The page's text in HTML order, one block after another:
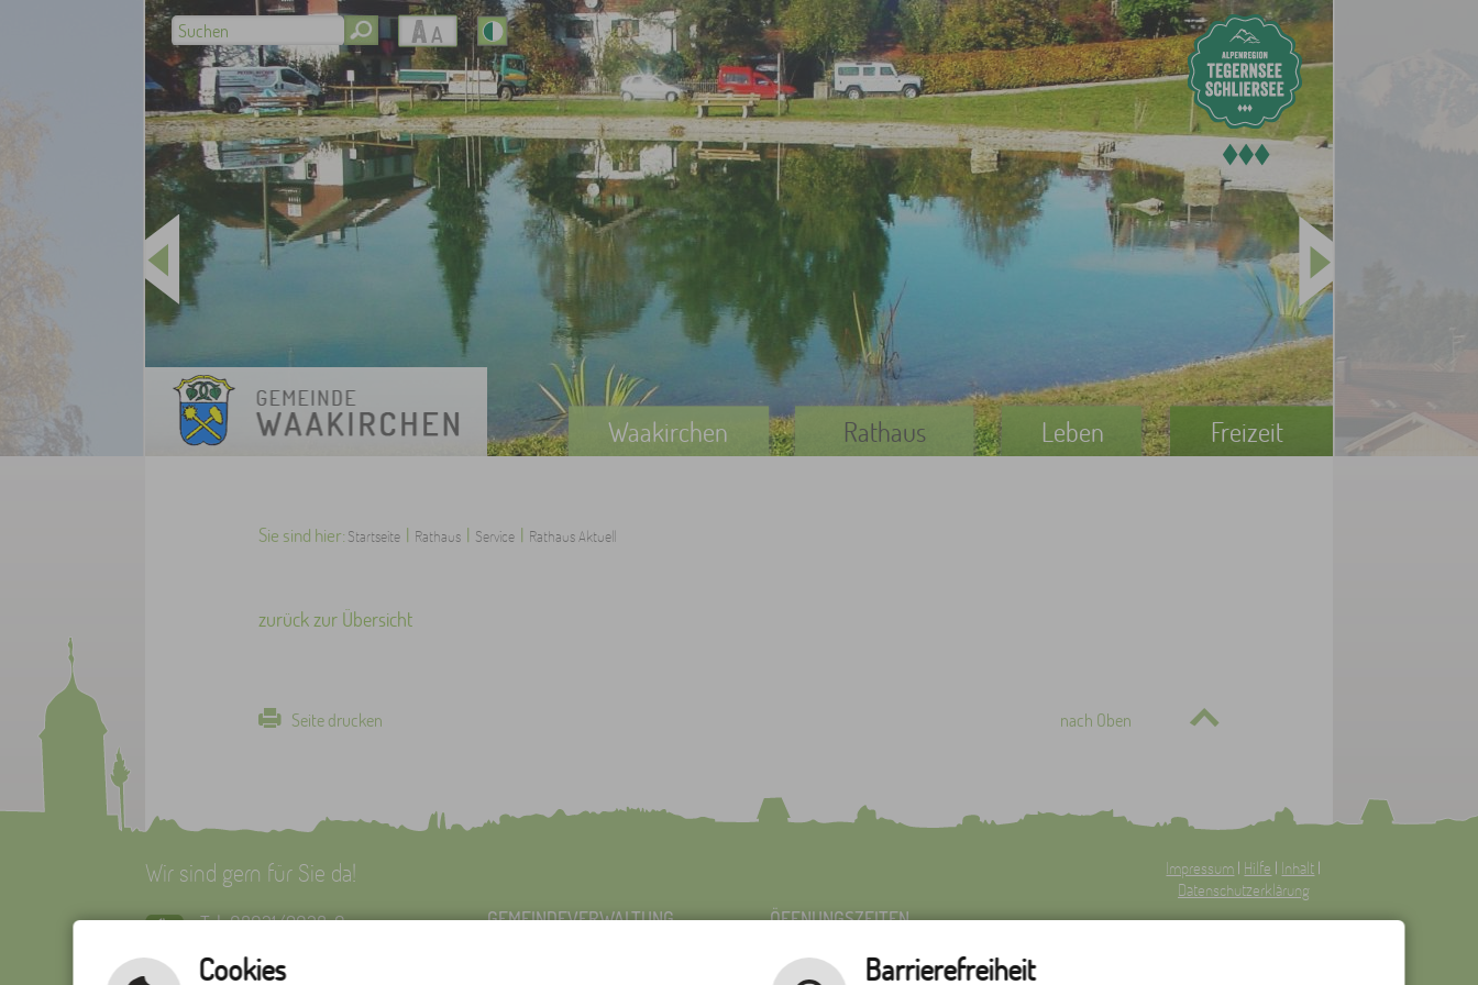
Waakirchen Rathaus Leben Freizeit
Sie sind hier: Startseite | Rathaus | Service | Rathaus Aktuell
zurück zur Übersicht
Seite drucken nach Oben
Wir sind gern für Sie da!
Tel: 08021/9028-0
GEMEINDEVERWALTUNG
ÖFFNUNGSZEITEN
Montag bis Freitag 8:00 Uhr –
Impressum | Hilfe | Inhalt |
Datenschutzerklärung
Optimiert für
Cookies Barrierefreiheit